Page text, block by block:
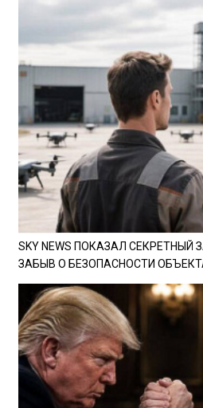
SKY NEWS ПОКАЗАЛ
ЗАБЫВ О БЕЗОПАСНОСТИ